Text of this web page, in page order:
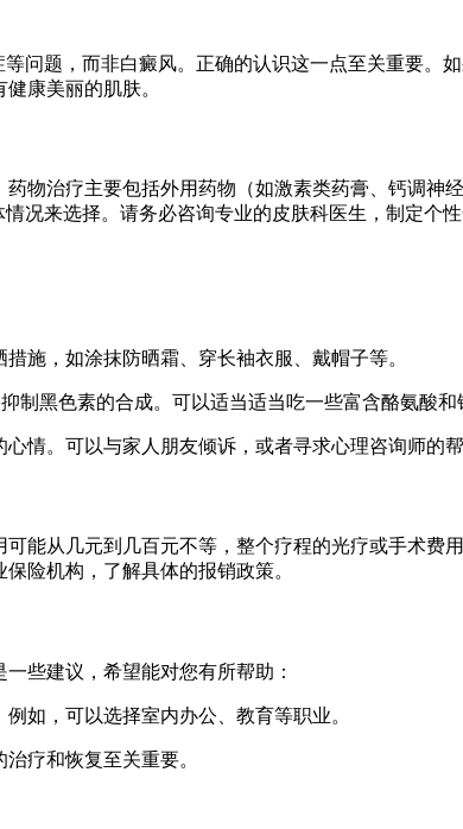
问题，而非白癜风。正确的认识这一点至关重要。
康美丽的肌肤。
物治疗主要包括外用药物（如激素类药膏、钙调神
况来选择。请务必咨询专业的皮肤科医生，制定个性
施，如涂抹防晒霜、穿长袖衣服、戴帽子等。
黑色素的合成。可以适当适当吃一些富含酪氨酸和
情。可以与家人朋友倾诉，或者寻求心理咨询师的帮
能从几元到几百元不等，整个疗程的光疗或手术费
险机构，了解具体的报销政策。
些建议，希望能对您有所帮助：
如，可以选择室内办公、教育等职业。
疗和恢复至关重要。